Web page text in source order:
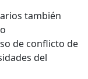
también
de conflicto de
del